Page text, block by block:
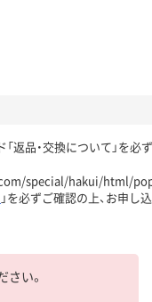
返品・交換について」を必
special/hakui/html/
」を必ずご確認の上、お申し
い。